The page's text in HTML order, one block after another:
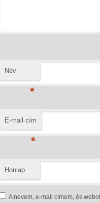
Név
*
E-mail cím
*
Honlap
A nevem, e-mail címem, és